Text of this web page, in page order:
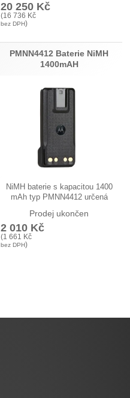
20 250 Kč
(16 736 Kč
bez DPH)
PMNN4412 Baterie NiMH
1400mAH
NiMH baterie s kapacitou 1400
mAh typ PMNN4412 určená
Prodej ukončen
2 010 Kč
(1 661 Kč
bez DPH)